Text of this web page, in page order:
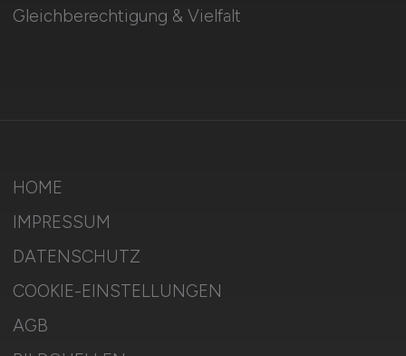
Gleichberechtigung & Vielfalt
HOME
IMPRESSUM
DATENSCHUTZ
COOKIE-EINSTELLUNGEN
AGB